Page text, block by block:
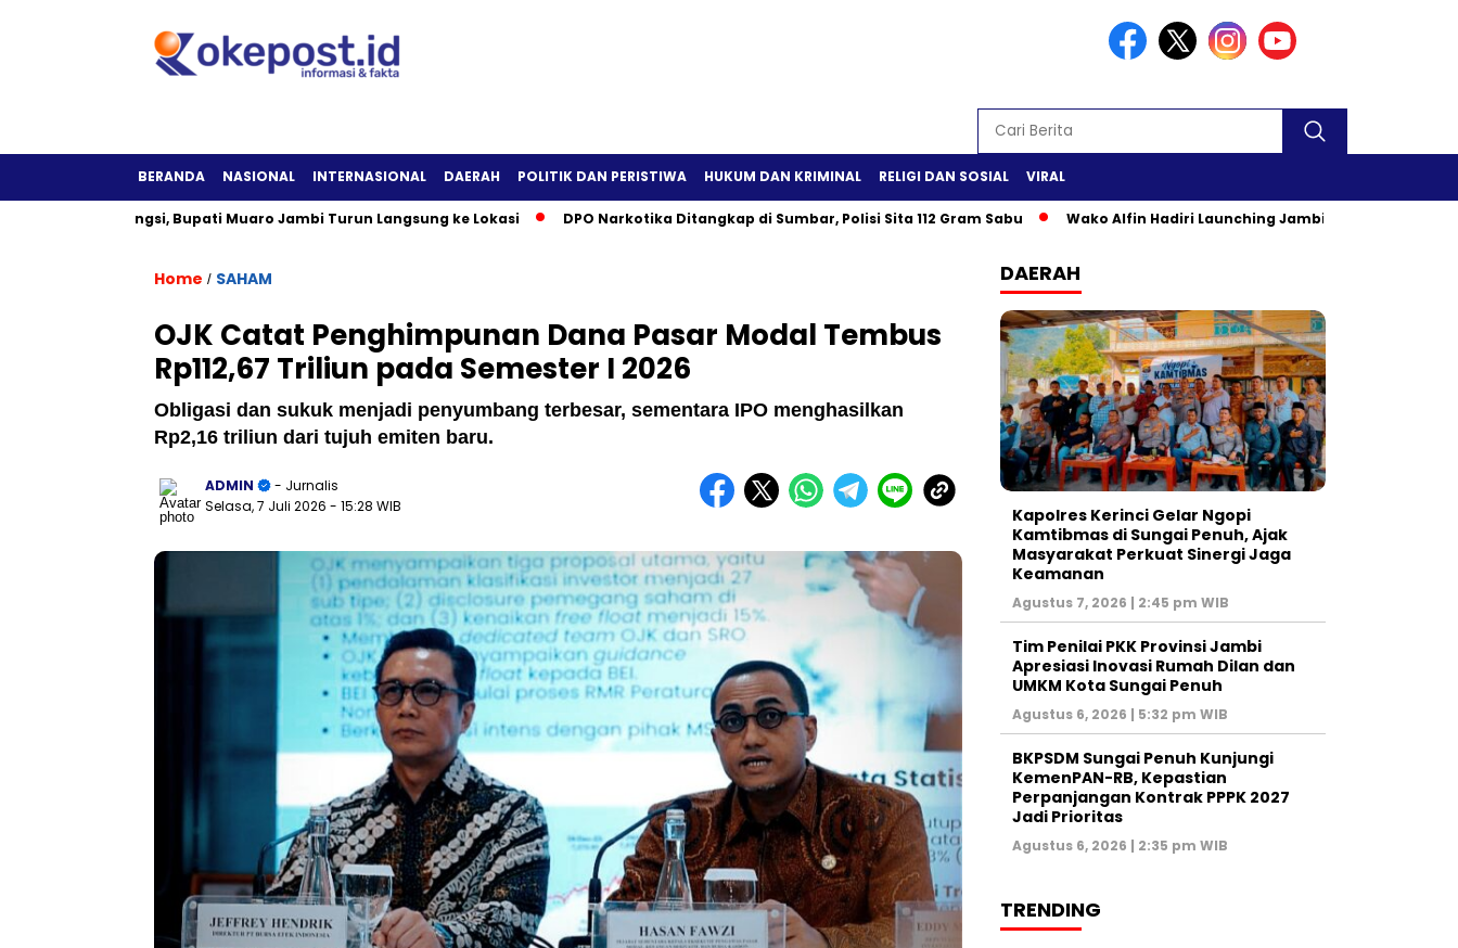
BERANDA NASIONAL INTERNASIONAL DAERAH POLITIK DAN PERISTIWA HUKUM DAN KRIMINAL RELIGI DAN SOSIAL VIRAL
Berfungsi, Bupati Muaro Jambi Turun Langsung ke Lokasi DPO Narkotika Ditangkap di Sumbar, Polisi Sita 112 Gram Sabu Wako Alfin Hadiri Launching Jambi Elok Nian & Jambi
Home / SAHAM
OJK Catat Penghimpunan Dana Pasar Modal Tembus
Rp112,67 Triliun pada Semester I 2026
Obligasi dan sukuk menjadi penyumbang terbesar, sementara IPO menghasilkan
Rp2,16 triliun dari tujuh emiten baru.
ADMIN
- Jurnalis
Selasa, 7 Juli 2026 - 15:28 WIB
DAERAH
Kapolres Kerinci Gelar Ngopi
Kamtibmas di Sungai Penuh, Ajak
Masyarakat Perkuat Sinergi Jaga
Keamanan
Agustus 7, 2026 | 2:45 pm WIB
Tim Penilai PKK Provinsi Jambi
Apresiasi Inovasi Rumah Dilan dan
UMKM Kota Sungai Penuh
Agustus 6, 2026 | 5:32 pm WIB
BKPSDM Sungai Penuh Kunjungi
KemenPAN-RB, Kepastian
Perpanjangan Kontrak PPPK 2027
Jadi Prioritas
Agustus 6, 2026 | 2:35 pm WIB
TRENDING